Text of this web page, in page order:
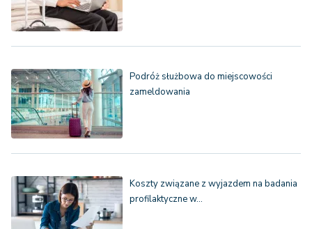
Podróż służbowa do miejscowości
zameldowania
Koszty związane z wyjazdem na badania
profilaktyczne w…